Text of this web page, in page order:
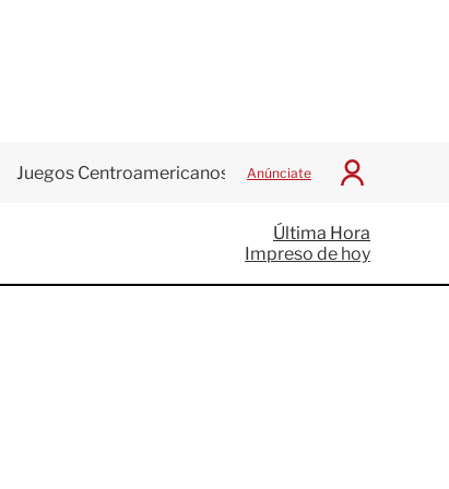
Juegos Centroamericanos Anúnciate
I
c
i
a
Última Hora
Impreso de hoy